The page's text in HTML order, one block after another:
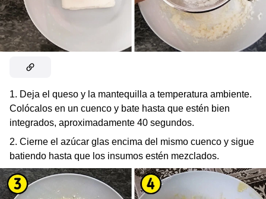
1. Deja el queso y la mantequilla a temperatura ambiente.
Colócalos en un cuenco y bate hasta que estén bien
integrados, aproximadamente 40 segundos.
2. Cierne el azúcar glas encima del mismo cuenco y sigue
batiendo hasta que los insumos estén mezclados.